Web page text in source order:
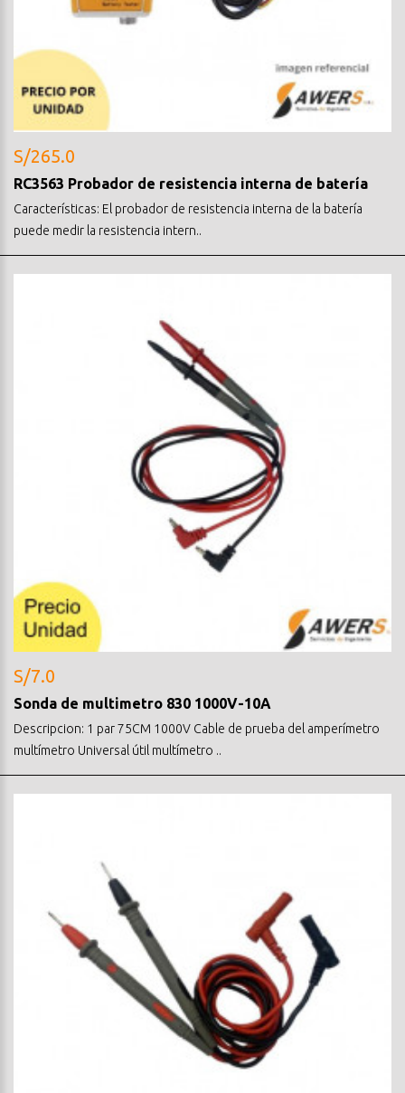
S/265.0
RC3563 Probador de resistencia interna de batería
Características: El probador de resistencia interna de la batería
puede medir la resistencia intern..
S/7.0
Sonda de multimetro 830 1000V-10A
Descripcion: 1 par 75CM 1000V Cable de prueba del amperímetro
multímetro Universal útil multímetro ..